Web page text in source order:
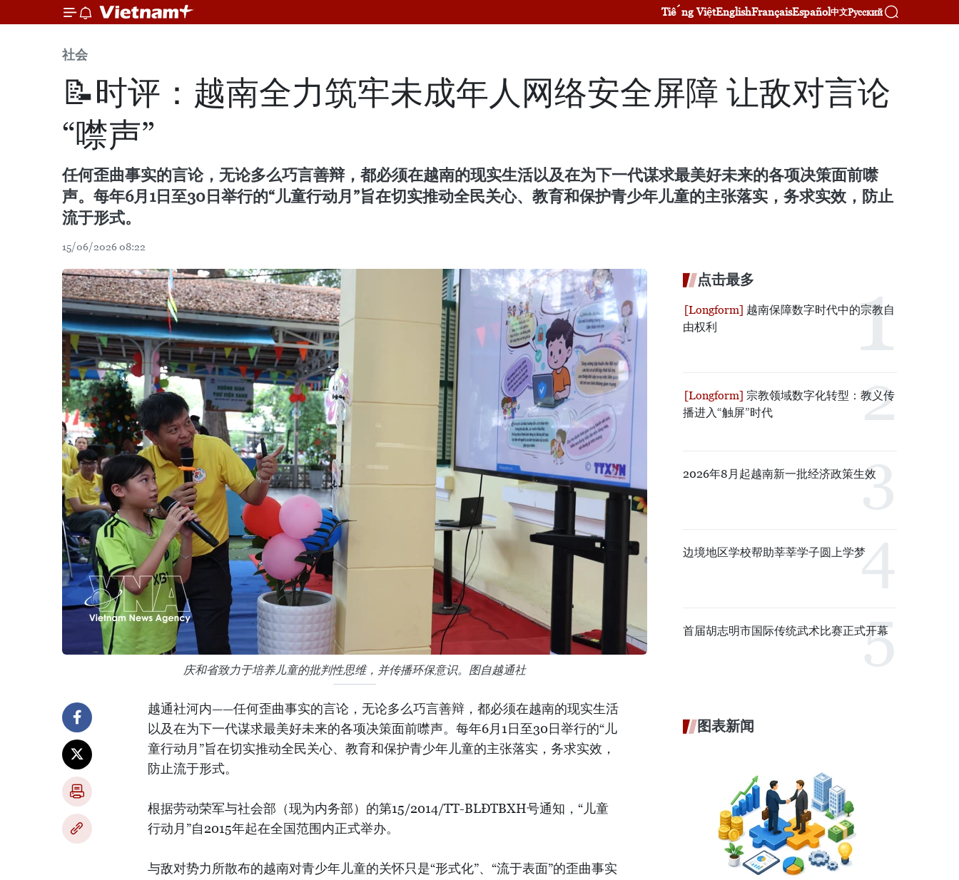
Tiếng ViệtEnglishFrançaisEspañol中文Русский
社会
📝时评：越南全力筑牢未成年人网络安全屏障 让敌对言论
“噤声”
任何歪曲事实的言论，无论多么巧言善辩，都必须在越南的现实生活以及在为下一代谋求最美好未来的各项决策面前噤
声。每年6月1日至30日举行的“儿童行动月”旨在切实推动全民关心、教育和保护青少年儿童的主张落实，务求实效，防止
流于形式。
15/06/2026 08:22
庆和省致力于培养儿童的批判性思维，并传播环保意识。图自越通社
越通社河内——任何歪曲事实的言论，无论多么巧言善辩，都必须在越南的现实生活
以及在为下一代谋求最美好未来的各项决策面前噤声。每年6月1日至30日举行的“儿
童行动月”旨在切实推动全民关心、教育和保护青少年儿童的主张落实，务求实效，
防止流于形式。
根据劳动荣军与社会部（现为内务部）的第15/2014/TT-BLĐTBXH号通知，“儿童
行动月”自2015年起在全国范围内正式举办。
与敌对势力所散布的越南对青少年儿童的关怀只是“形式化”、“流于表面”的歪曲事实
点击最多
越南保障数字时代中的宗教自
由权利
宗教领域数字化转型：教义传
播进入“触屏”时代
2026年8月起越南新一批经济政策生效
边境地区学校帮助莘莘学子圆上学梦
首届胡志明市国际传统武术比赛正式开幕
图表新闻